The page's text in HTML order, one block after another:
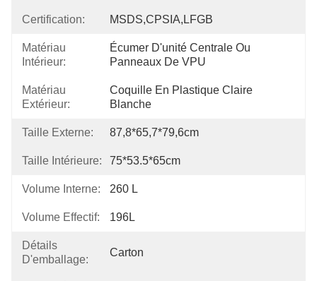
Certification: MSDS,CPSIA,LFGB
Matériau
Intérieur:
Écumer D'unité Centrale Ou
Panneaux De VPU
Matériau
Extérieur:
Coquille En Plastique Claire
Blanche
Taille Externe: 87,8*65,7*79,6cm
Taille Intérieure: 75*53.5*65cm
Volume Interne: 260 L
Volume Effectif: 196L
Détails
D'emballage:
Carton